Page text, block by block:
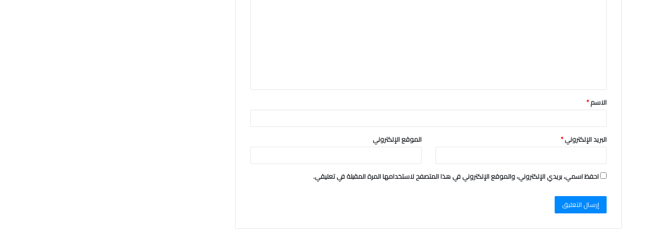
ق
*
الاسم*
البريد الإلكتروني* الموقع الإلكتروني
احفظ اسمي، بريدي الإلكتروني، والموقع الإلكتروني في هذا المتصفح لاستخدامها المرة المقبلة في تعليقي.